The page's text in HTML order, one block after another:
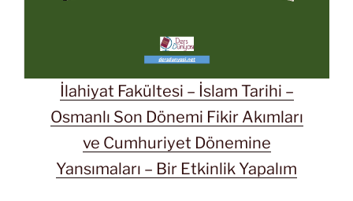
İlahiyat Fakültesi – İslam Tarihi –
Osmanlı Son Dönemi Fikir Akımları
ve Cumhuriyet Dönemine
Yansımaları – Bir Etkinlik Yapalım